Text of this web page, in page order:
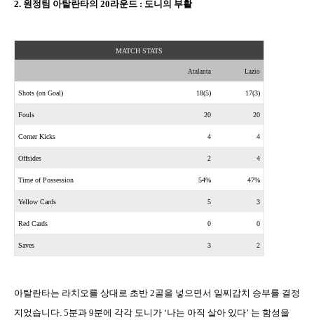
2. 원정팀 아탈란타의 20라운드 : 도니의 부활
MATCH STATS
Atalanta Lazio
Shots (on Goal) 18(5) 17(3)
Fouls 20 20
Corner Kicks 4 4
Offsides 2 4
Time of Possession 54% 47%
Yellow Cards 5 3
Red Cards 0 0
Saves 3 2
아탈란타는 라치오를 상대로 초반 2골을 넣으면서 일찌감치 승부를 결정
지었습니다. 5분과 9분에 각각 도니가 ‘나는 아직 살아 있다’ 는 함성을